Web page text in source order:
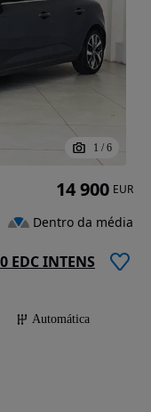
1 / 6
EDC INTENS
Automática
14 900 EUR
Dentro da média